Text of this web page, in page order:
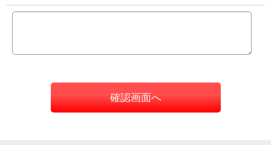
確認画面へ